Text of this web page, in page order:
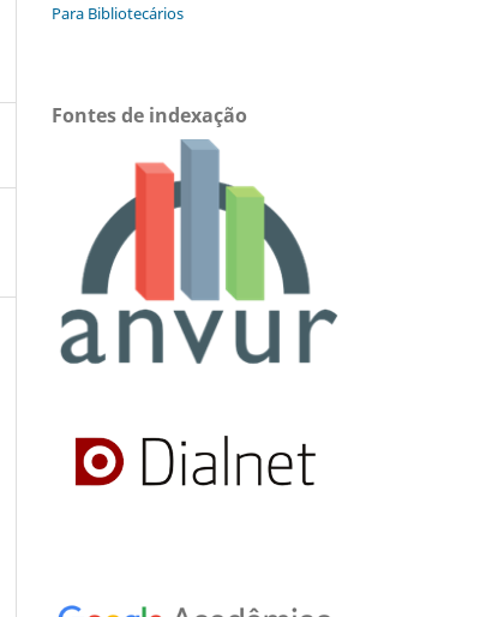
Para Bibliotecários
Fontes de indexação